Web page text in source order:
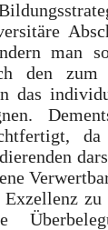
man
den
das